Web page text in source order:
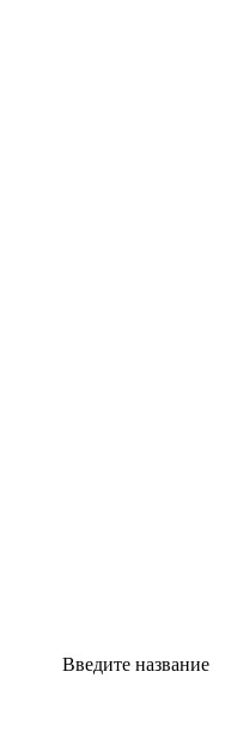
Введите название